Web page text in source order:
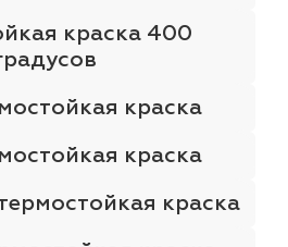
краска 400
краска
краска
краска